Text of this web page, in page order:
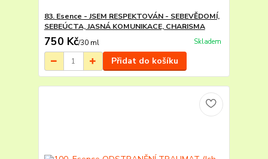
83. Esence - JSEM RESPEKTOVÁN - SEBEVĚDOMÍ,
SEBEÚCTA, JASNÁ KOMUNIKACE, CHARISMA
750 Kč/30 ml Skladem
Přidat do košíku